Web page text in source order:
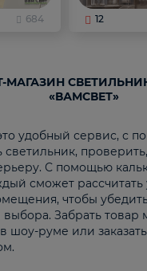
684 12
МАГАЗИН
«ВАМСВЕТ»
удобный сервис, с
светильник,
С помощью
сможет рассчитать
чтобы
выбора. Забрать товар
шоу-руме или